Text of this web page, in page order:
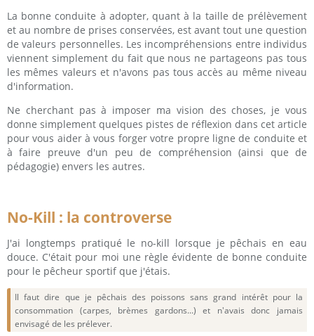
La bonne conduite à adopter, quant à la taille de prélèvement
et au nombre de prises conservées, est avant tout une question
de valeurs personnelles. Les incompréhensions entre individus
viennent simplement du fait que nous ne partageons pas tous
les mêmes valeurs et n'avons pas tous accès au même niveau
d'information.
Ne cherchant pas à imposer ma vision des choses, je vous
donne simplement quelques pistes de réflexion dans cet article
pour vous aider à vous forger votre propre ligne de conduite et
à faire preuve d'un peu de compréhension (ainsi que de
pédagogie) envers les autres.
No-Kill : la controverse
J'ai longtemps pratiqué le no-kill lorsque je pêchais en eau
douce. C'était pour moi une règle évidente de bonne conduite
pour le pêcheur sportif que j'étais.
Il faut dire que je pêchais des poissons sans grand intérêt pour la
consommation (carpes, brèmes gardons...) et n'avais donc jamais
envisagé de les prélever.